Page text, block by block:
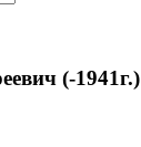
(-1941г.)